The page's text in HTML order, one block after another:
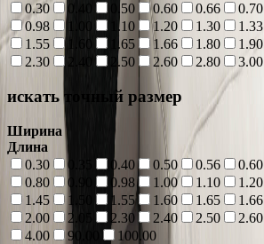
0.30
0.40 0.50 0.60 0.66 0.70
0.98
1.00 1.10 1.20 1.30 1.33
1.55
1.65 1.66 1.80 1.90
2.30
2.40 2.50 2.60 2.80 3.00
искать точный размер
Ширина
Длина
0.30
0.35 0.40 0.50 0.56 0.60
0.80
0.90 0.98 1.00 1.10 1.20
1.45
1.50 1.55 1.60 1.65 1.66
2.00
2.05 2.30 2.40 2.50 2.60
4.00
90.00
100.00